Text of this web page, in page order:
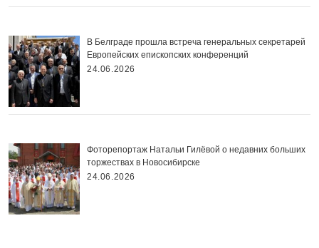
В Белграде прошла встреча генеральных секретарей
Европейских епископских конференций
24.06.2026
Фоторепортаж Натальи Гилёвой о недавних больших
торжествах в Новосибирске
24.06.2026